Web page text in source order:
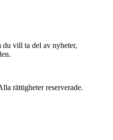
vill ta del av nyheter,
rättigheter reserverade.